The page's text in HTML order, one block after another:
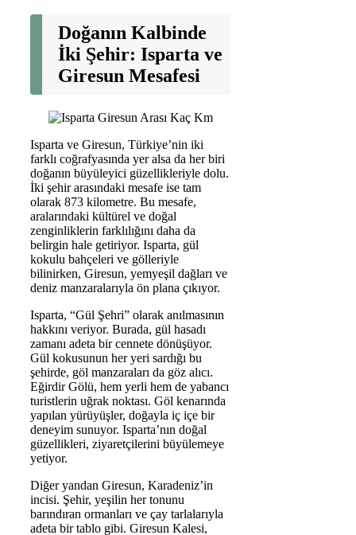
Doğanın Kalbinde
İki Şehir: Isparta ve
Giresun Mesafesi
Isparta ve Giresun, Türkiye’nin iki
farklı coğrafyasında yer alsa da her biri
doğanın büyüleyici güzellikleriyle dolu.
İki şehir arasındaki mesafe ise tam
olarak 873 kilometre. Bu mesafe,
aralarındaki kültürel ve doğal
zenginliklerin farklılığını daha da
belirgin hale getiriyor. Isparta, gül
kokulu bahçeleri ve gölleriyle
bilinirken, Giresun, yemyeşil dağları ve
deniz manzaralarıyla ön plana çıkıyor.
Isparta, “Gül Şehri” olarak anılmasının
hakkını veriyor. Burada, gül hasadı
zamanı adeta bir cennete dönüşüyor.
Gül kokusunun her yeri sardığı bu
şehirde, göl manzaraları da göz alıcı.
Eğirdir Gölü, hem yerli hem de yabancı
turistlerin uğrak noktası. Göl kenarında
yapılan yürüyüşler, doğayla iç içe bir
deneyim sunuyor. Isparta’nın doğal
güzellikleri, ziyaretçilerini büyülemeye
yetiyor.
Diğer yandan Giresun, Karadeniz’in
incisi. Şehir, yeşilin her tonunu
barındıran ormanları ve çay tarlalarıyla
adeta bir tablo gibi. Giresun Kalesi,